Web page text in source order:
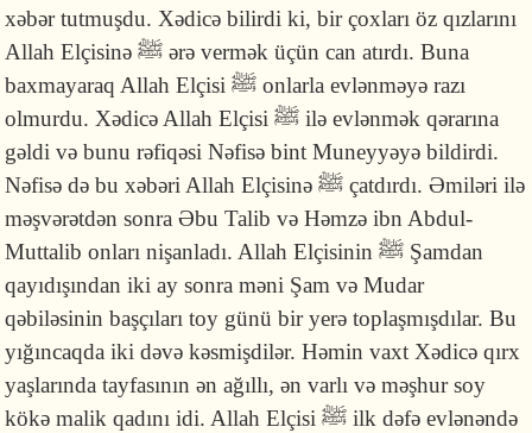
xəbər tutmuşdu. Xədicə bilirdi ki, bir çoxları öz qızlarını
Allah Elçisinəﷺ ərə vermək üçün can atırdı. Buna
baxmayaraq Allah Elçisiﷺ onlarla evlənməyə razı
olmurdu. Xədicə Allah Elçisiﷺ ilə evlənmək qərarına
gəldi və bunu rəfiqəsi Nəfisə bint Muneyyəyə bildirdi.
Nəfisə də bu xəbəri Allah Elçisinəﷺ çatdırdı. Əmiləri ilə
məşvərətdən sonra Əbu Talib və Həmzə ibn Abdul-
Muttalib onları nişanladı. Allah Elçisininﷺ Şamdan
qayıdışından iki ay sonra məni Şam və Mudar
qəbiləsinin başçıları toy günü bir yerə toplaşmışdılar. Bu
yığıncaqda iki dəvə kəsmişdilər. Həmin vaxt Xədicə qırx
yaşlarında tayfasının ən ağıllı, ən varlı və məşhur soy
kökə malik qadını idi. Allah Elçisiﷺ ilk dəfə evlənəndə